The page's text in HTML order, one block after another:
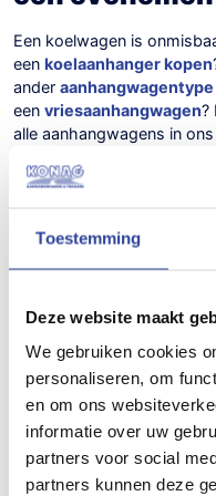
Toestemming
Deze website maakt
We gebruiken cookies
personaliseren, om
en om ons
informatie over uw
partners voor social
partners kunnen deze
Een koelwagen is
een koelaanhanger kopen
ander aanhangwagentype
een vriesaanhangwagen?
alle aanhangwagens in
Op welke manier
koelaanhanger
bruiloften?
Een koelaanhanger